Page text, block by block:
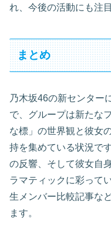
れ、今後の活動にも注
まとめ
乃木坂46の新センター
で、グループは新たな
な標」の世界観と彼女
持を集めている状況で
の反響、そして彼女自
ラマティックに彩って
生メンバー比較記事な
ます。